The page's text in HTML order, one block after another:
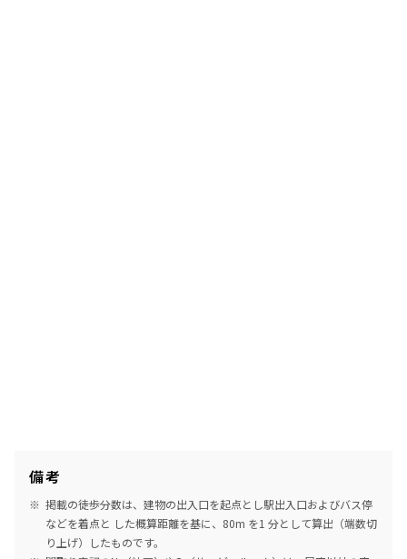
備考
掲載の徒歩分数は、建物の出入口を起点とし駅出入口およびバス停
などを着点と した概算距離を基に、80m を1 分として算出（端数切
り上げ）したものです。